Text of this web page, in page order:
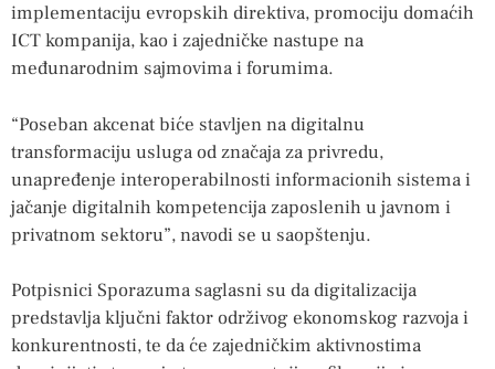
implementaciju evropskih direktiva, promociju domaćih
ICT kompanija, kao i zajedničke nastupe na
međunarodnim sajmovima i forumima.
“Poseban akcenat biće stavljen na digitalnu
transformaciju usluga od značaja za privredu,
unapređenje interoperabilnosti informacionih sistema i
jačanje digitalnih kompetencija zaposlenih u javnom i
privatnom sektoru”, navodi se u saopštenju.
Potpisnici Sporazuma saglasni su da digitalizacija
predstavlja ključni faktor održivog ekonomskog razvoja i
konkurentnosti, te da će zajedničkim aktivnostima